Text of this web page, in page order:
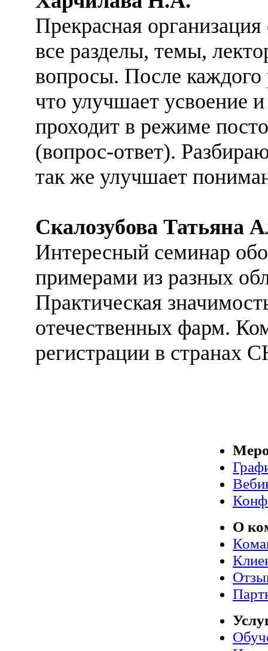
Прекрасная
все разделы, темы,
вопросы. После каждого
что улучшает усвоение
проходит в режиме
(вопрос-ответ).
так же улучшает
Скалозубова Татьяна
Интересный семинар
примерами из разных
Практическая
отечественных фарм.
регистрации в странах
О